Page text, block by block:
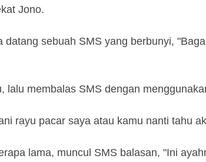
Jono.
sebuah SMS yang berbunyi,
lalu membalas SMS dengan
rayu pacar saya atau kamu nanti tahu
lama, muncul SMS balasan, "Ini